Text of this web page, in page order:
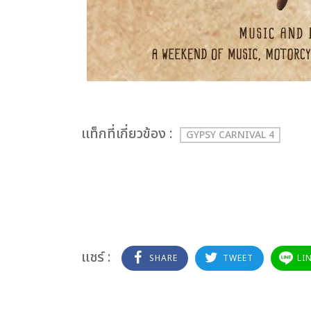
เเท็กที่เกี่ยวข้อง : GYPSY CARNIVAL 4
แชร์ : SHARE TWEET